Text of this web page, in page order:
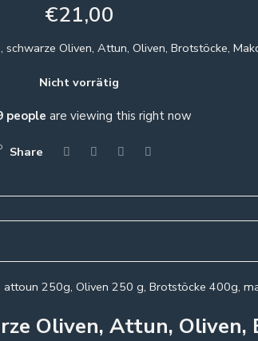
€21,00
schwarze Oliven, Attun, Oliven, Brotstöcke,
Nicht vorrätig
people are viewing this right now
Share
attoun 250g, Oliven 250 g, Brotstöcke 400g,
Oliven, Attun, Oliven,